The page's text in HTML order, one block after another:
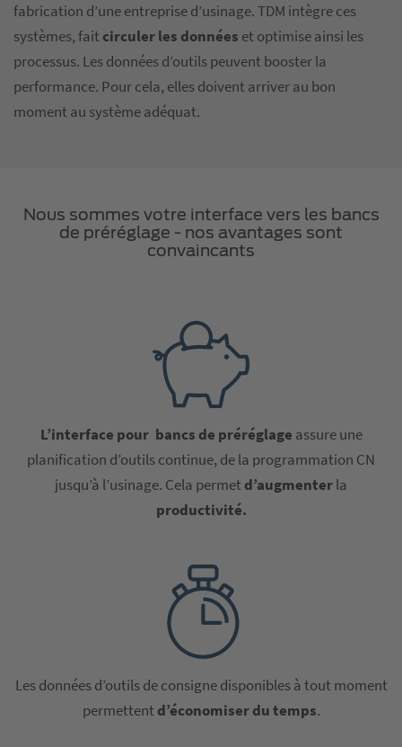
fabrication d’une entreprise d’usinage. TDM intègre ces
systèmes, fait circuler les données et optimise ainsi les
processus. Les données d’outils peuvent booster la
performance. Pour cela, elles doivent arriver au bon
moment au système adéquat.
Nous sommes votre interface vers les bancs
de préréglage - nos avantages sont
convaincants
L’interface pour bancs de préréglage assure une
planification d’outils continue, de la programmation CN
jusqu’à l’usinage. Cela permetd’augmenterla
productivité.
Les données d’outils de consigne disponibles à tout moment
permettentd’économiser du temps.